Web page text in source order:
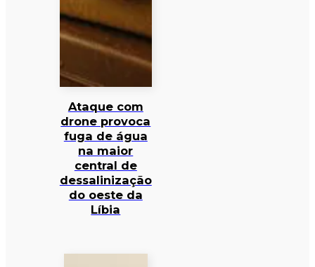
Ataque com
drone provoca
fuga de água
na maior
central de
dessalinização
do oeste da
Líbia